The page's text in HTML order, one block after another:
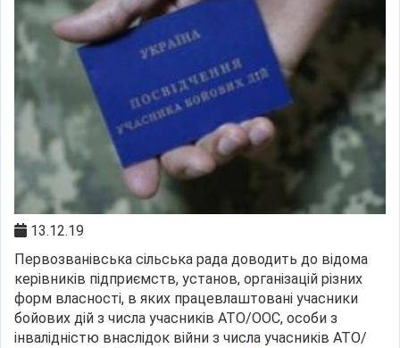
13.12.19
Первозванівська сільська рада доводить до відома
керівників підприємств, установ, організацій різних
форм власності, в яких працевлаштовані учасники
бойових дій з числа учасників АТО/ООС, особи з
інвалідністю внаслідок війни з числа учасників АТО/